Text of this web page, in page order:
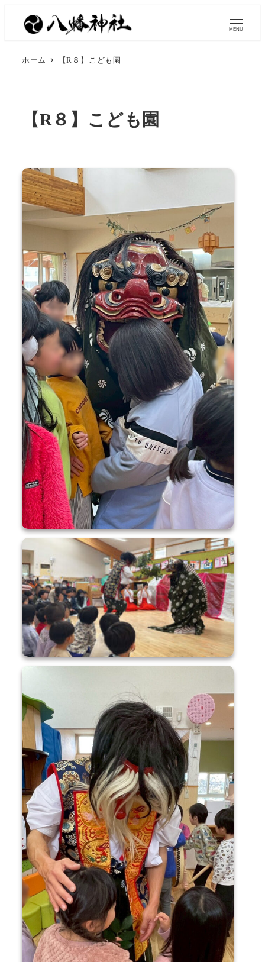
MENU
ホーム 【R８】こども園
【R８】こども園